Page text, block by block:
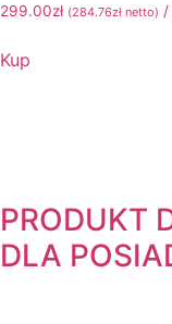
299.00zł (284.76zł netto) /
Kup
PRODUKT
DLA